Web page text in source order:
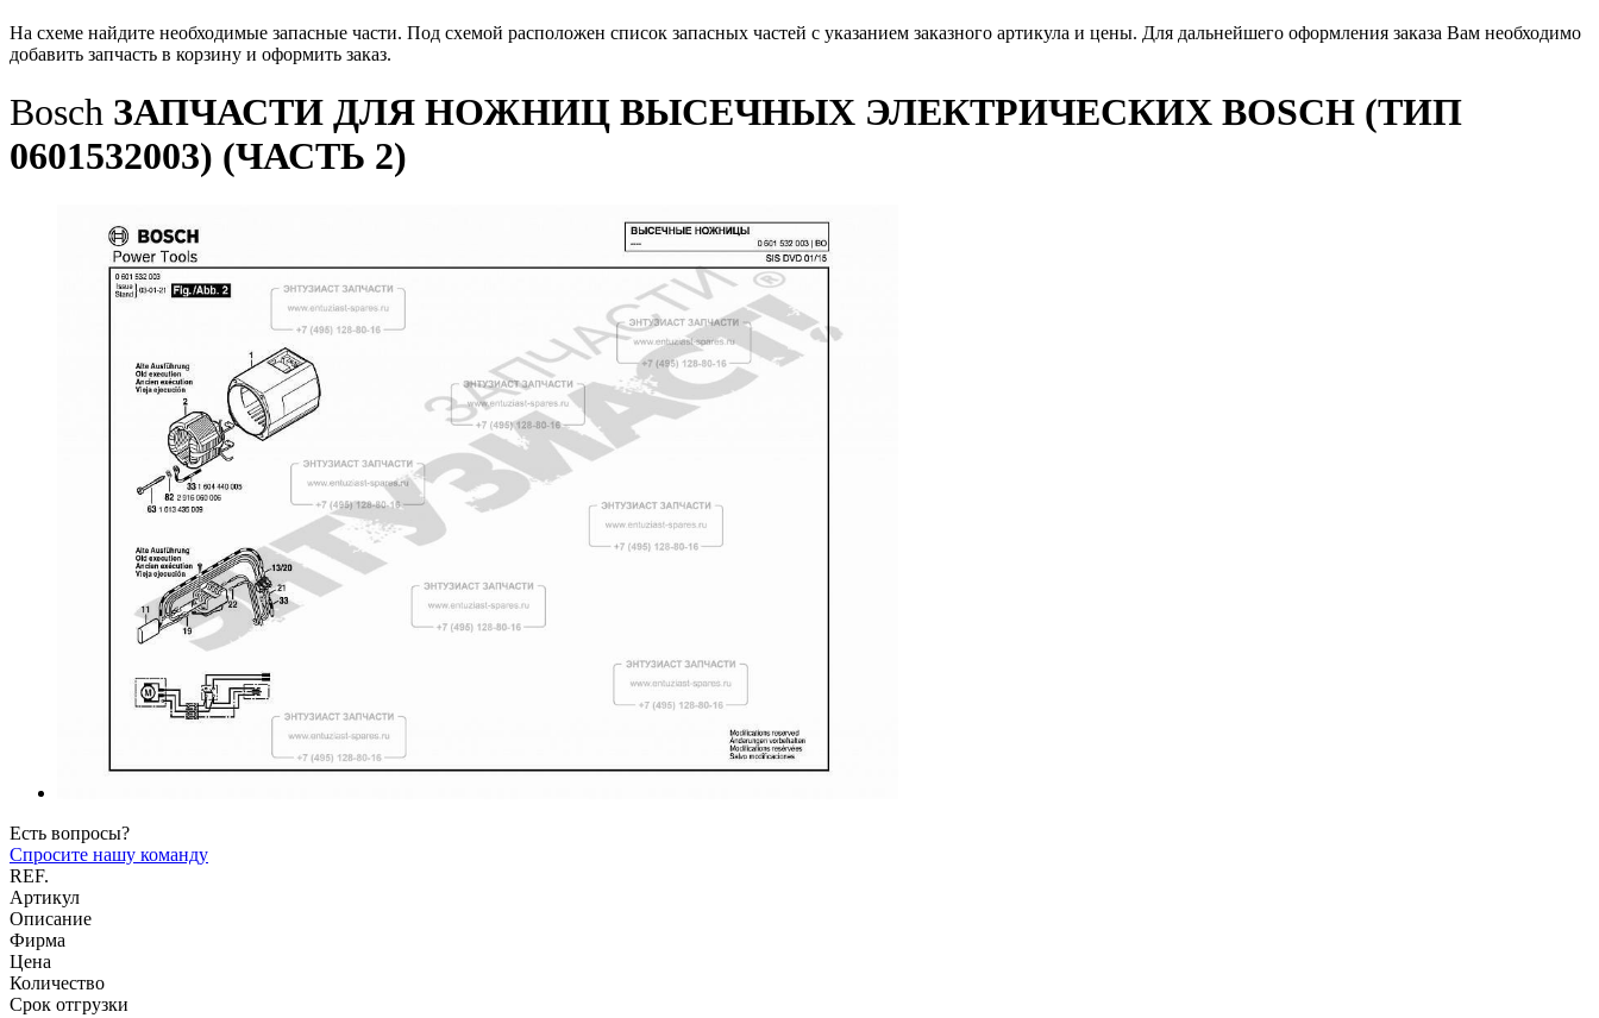
На схеме найдите необходимые запасные части. Под схемой расположен список запасных частей с указанием заказного артикула и цены. Для дальнейшего оформления заказа Вам необходимо
добавить запчасть в корзину и оформить заказ.
Bosch ЗАПЧАСТИ ДЛЯ НОЖНИЦ ВЫСЕЧНЫХ ЭЛЕКТРИЧЕСКИХ BOSCH (ТИП
0601532003) (ЧАСТЬ 2)
Есть вопросы?
Спросите нашу команду
REF.
Артикул
Описание
Фирма
Цена
Количество
Срок отгрузки